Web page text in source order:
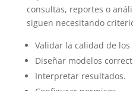
consultas, reportes o
siguen necesitando
Validar la calidad de los
Diseñar modelos
Interpretar resultados.